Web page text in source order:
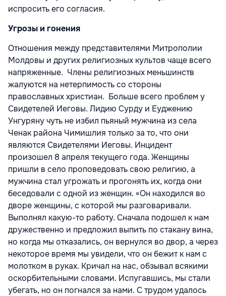
испросить его согласия.
Угрозы и гонения
Отношения между представителями Митрополии
Молдовы и других религиозных культов чаще всего
напряженные. Члены религиозных меньшинств
жалуются на нетерпимость со стороны
православных христиан. Больше всего проблем у
Свидетелей Иеговы. Лидию Сурду и Еуджению
Унгуряну чуть не избил пьяный мужчина из села
Ченак района Чимишлия только за то, что они
являются Свидетелями Иеговы. Инцидент
произошел 8 апреля текущего года. Женщины
пришли в село проповедовать свою религию, а
мужчина стал угрожать и прогонять их, когда они
беседовали с одной из женщин. «Он находился во
дворе женщины, с которой мы разговаривали.
Выполнял какую-то работу. Сначала подошел к нам
дружественно и предложил выпить по стакану вина,
но когда мы отказались, он вернулся во двор, а через
некоторое время мы увидели, что он бежит к нам с
молотком в руках. Кричал на нас, обзывал всякими
оскорбительными словами. Испугавшись, мы стали
убегать, но он погнался за нами. С трудом удалось